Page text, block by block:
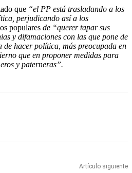
que “el PP está trasladando a los
perjudicando así a los
populares de “querer tapar sus
y difamaciones con las que pone de
de hacer política, más preocupada en
que en proponer medidas para
y paterneras”.
Artículo siguiente